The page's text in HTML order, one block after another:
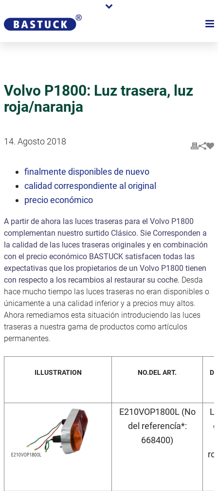
Volvo P1800: Luz trasera, luz
roja/naranja
14. Agosto 2018
finalmente disponibles de nuevo
calidad correspondiente al original
precio económico
A partir de ahora las luces traseras para el Volvo P1800
complementan nuestro surtido Clásico. Sie Corresponden a
la calidad de las luces traseras originales y en combinación
con el precio económico BASTUCK satisfacen todas las
expectativas que los propietarios de un Volvo P1800 tienen
con respecto a los recambios al restaurar su coche. Desda
hace mucho tiempo las luces traseras no eran disponibles o
únicamente a una calidad inferior y a precios muy altos.
Ahora remediamos esta situación introduciendo las luces
traseras a nuestra gama de productos como artículos
permanentes.
ILLUSTRATION NO.DEL ART.
E210VOP1800L (No
del referencía*:
668400)